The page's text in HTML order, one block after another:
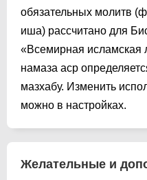
обязательных молитв
иша) рассчитано для
«Всемирная исламская
намаза аср
мазхабу. Изменить
можно в настройках.
Желательные и